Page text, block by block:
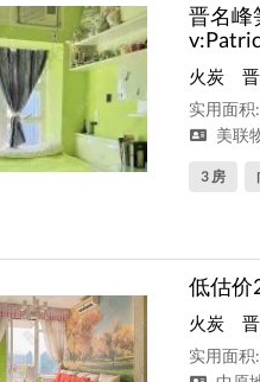
晋名峰
火炭
实用面积
美联
3 房
低估价
火炭
实用面积